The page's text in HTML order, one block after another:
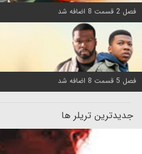
فصل 2 قسمت 8 اضافه شد
فصل 5 قسمت 8 اضافه شد
جدیدترین تریلر ها